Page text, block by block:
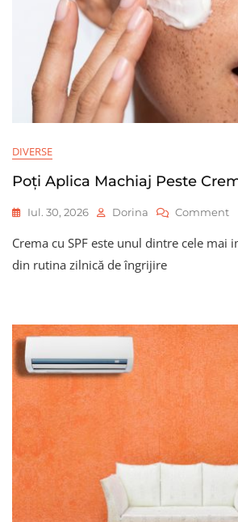
DIVERSE
Poți Aplica Machiaj Peste
Iul. 30, 2026 Dorina CommentOn
Crema cu SPF este unul dintre cele mai
din rutina zilnică de îngrijire